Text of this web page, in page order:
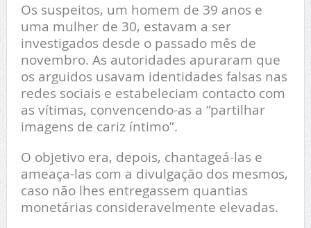
Os suspeitos, um homem de 39 anos e
uma mulher de 30, estavam a ser
investigados desde o passado mês de
novembro. As autoridades apuraram que
os arguidos usavam identidades falsas nas
redes sociais e estabeleciam contacto com
as vítimas, convencendo-as a “partilhar
imagens de cariz íntimo”.
O objetivo era, depois, chantageá-las e
ameaça-las com a divulgação dos mesmos,
caso não lhes entregassem quantias
monetárias consideravelmente elevadas.